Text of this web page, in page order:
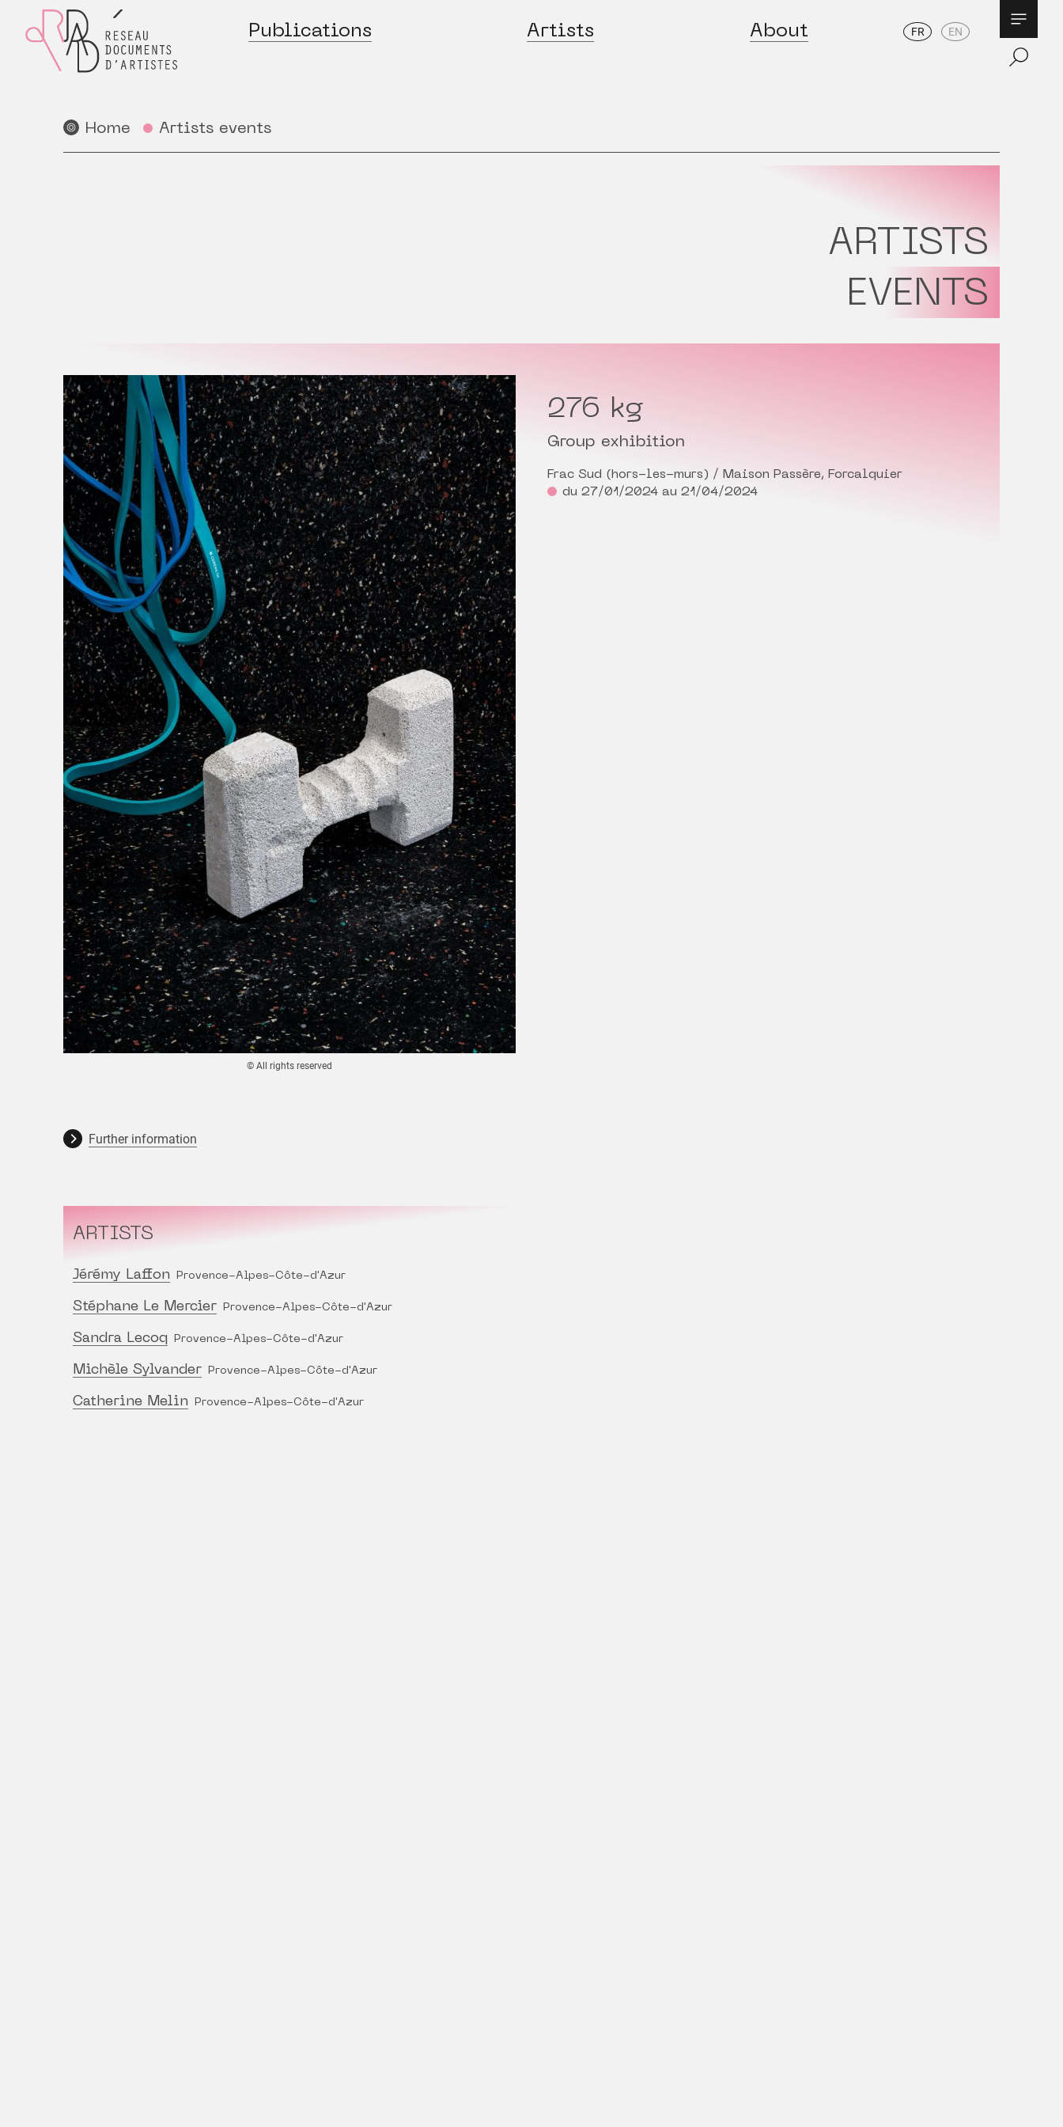
Publications Artists About FR EN
Home Artists events
ARTISTS
EVENTS
© All rights reserved
276 kg
Group exhibition
Frac Sud (hors-les-murs) / Maison Passère, Forcalquier
du 27/01/2024 au 21/04/2024
Further information
ARTISTS
Jérémy Laffon Provence-Alpes-Côte-d'Azur
Stéphane Le Mercier Provence-Alpes-Côte-d'Azur
Sandra Lecoq Provence-Alpes-Côte-d'Azur
Michèle Sylvander Provence-Alpes-Côte-d'Azur
Catherine Melin Provence-Alpes-Côte-d'Azur